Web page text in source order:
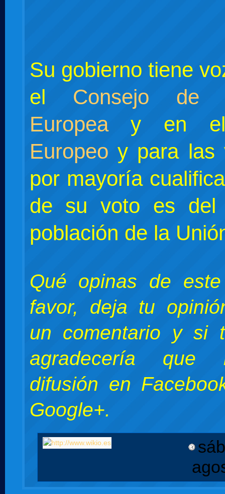
Su gobierno tiene
el Consejo de
Europeay en
Europeo y para las
por mayoría
de su voto es del
población de la
Qué opinas de
favor, deja tu
un comentario y si
agradecería que
difusión en
Google+.